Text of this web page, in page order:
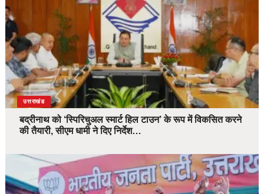
उत्तराखंड
बद्रीनाथ को ‘स्पिरिचुअल स्मार्ट हिल टाउन’ के रूप में विकसित करने
की तैयारी, सीएम धामी ने दिए निर्देश…